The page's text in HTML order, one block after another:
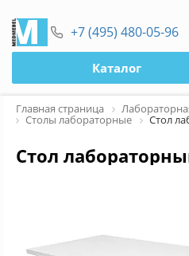
+7 (495) 480-05-96
Каталог
Главная страница
Столы лабораторные Стол
Стол